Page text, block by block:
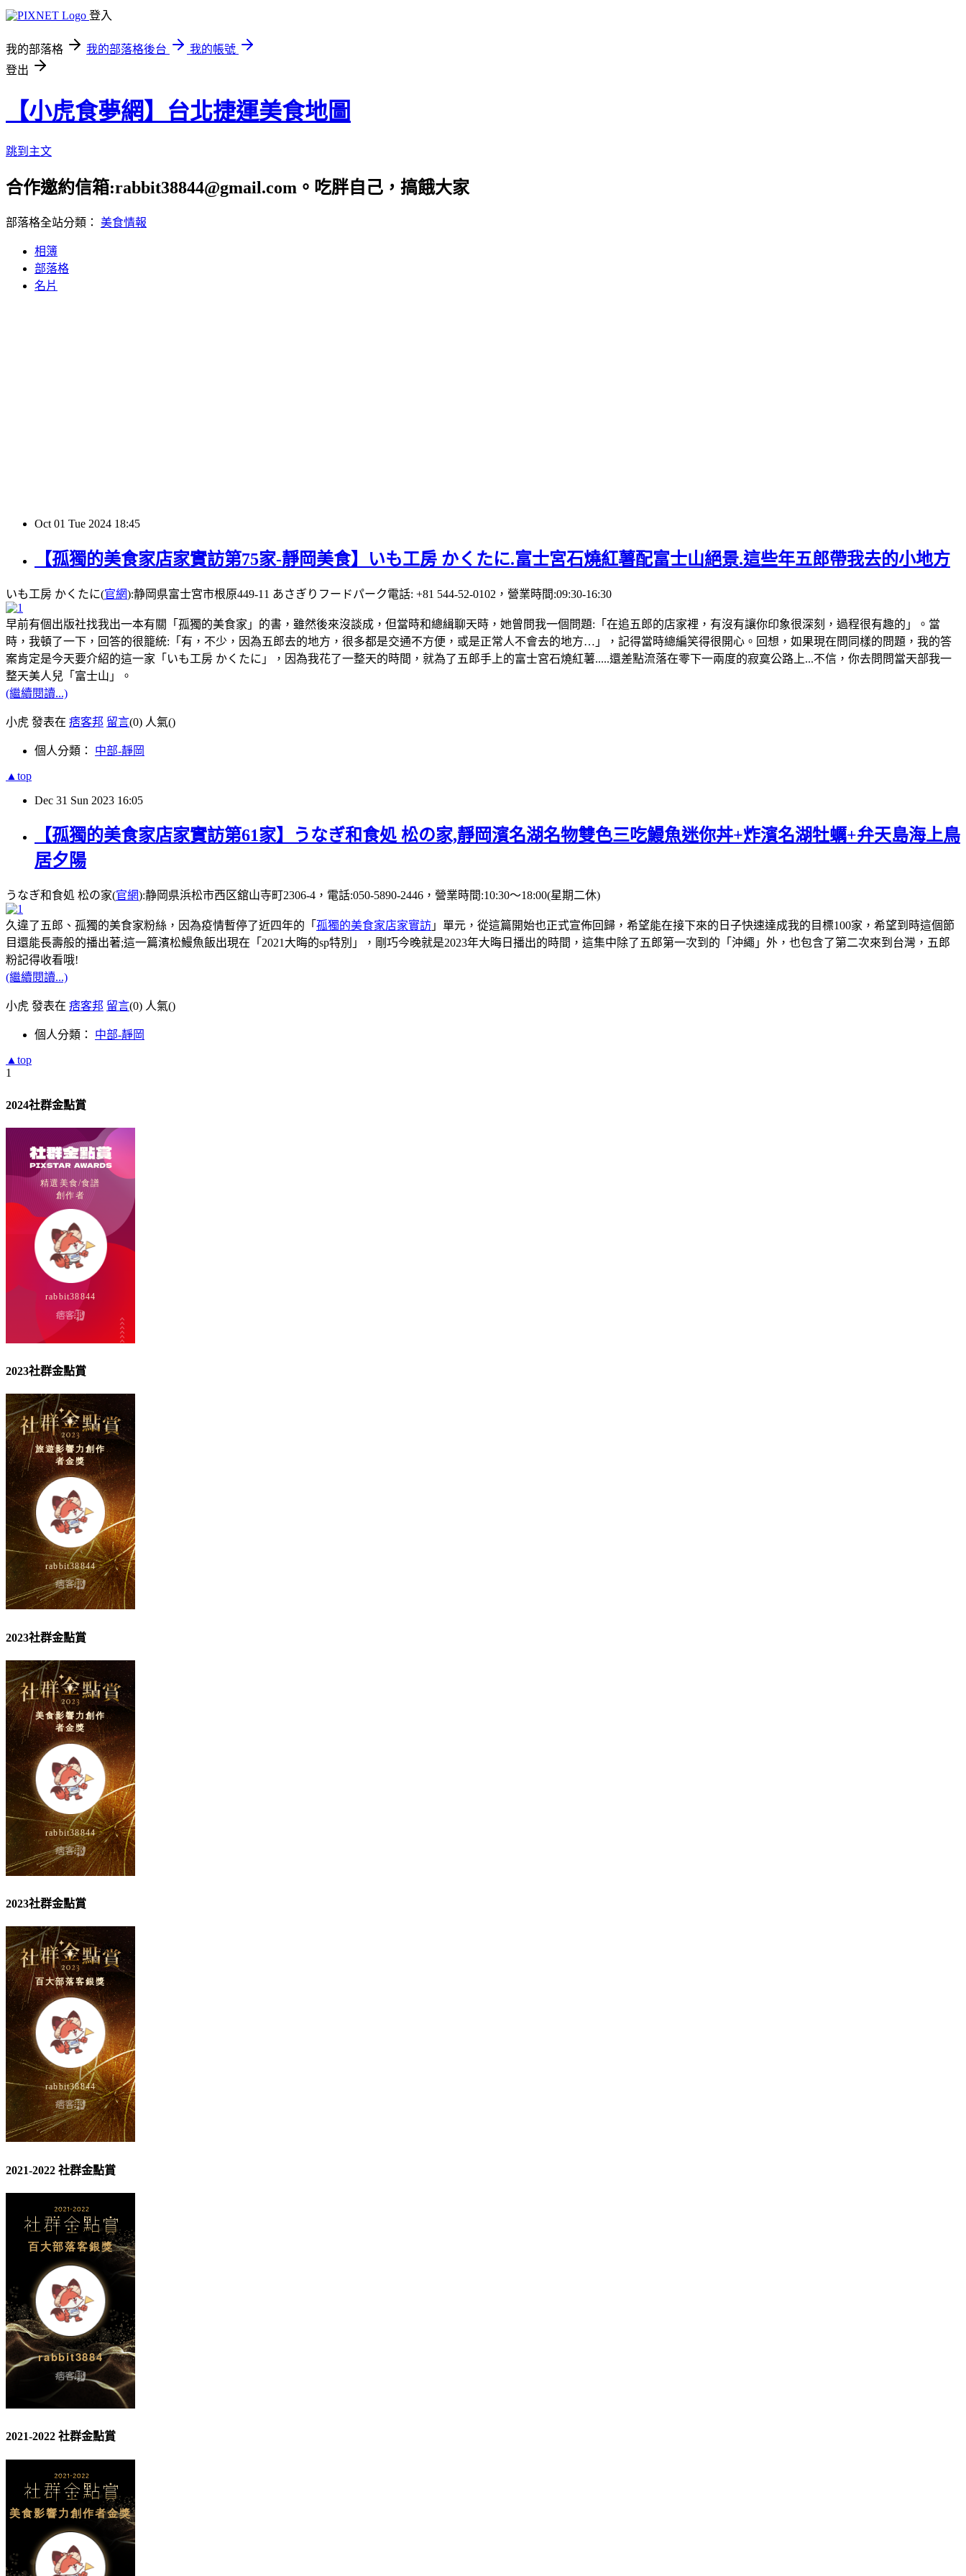
登入
我的部落格 我的部落格後台
我的帳號
登出
【小虎食夢網】台北捷運美食地圖
跳到主文
合作邀約信箱:rabbit38844@gmail.com。吃胖自己，搞餓大家
部落格全站分類： 美食情報
相簿
部落格
名片
Oct 01 Tue 2024 18:45
【孤獨的美食家店家實訪第75家-靜岡美食】いも工房 かくたに.富士宮石燒紅薯配富士山絕景.這些年五郎帶我去的小地方
いも工房 かくたに(官網):静岡県富士宮市根原449-11 あさぎりフードパーク電話: +81 544-52-0102，營業時間:09:30-16:30
早前有個出版社找我出一本有關「孤獨的美食家」的書，雖然後來沒談成，但當時和總緝聊天時，她曾問我一個問題:「在追五郎的店家裡，有沒有讓你印象很深刻，過程很有趣的」。當
時，我頓了一下，回答的很籠統:「有，不少，因為五郎去的地方，很多都是交通不方便，或是正常人不會去的地方…」，記得當時總編笑得很開心。回想，如果現在問同樣的問題，我的答
案肯定是今天要介紹的這一家「いも工房 かくたに」，因為我花了一整天的時間，就為了五郎手上的富士宮石燒紅薯.....還差點流落在零下一兩度的寂寞公路上...不信，你去問問當天部我一
整天美人兒「富士山」。
(繼續閱讀...)
小虎 發表在 痞客邦 留言(0) 人氣()
個人分類： 中部-靜岡
▲top
Dec 31 Sun 2023 16:05
【孤獨的美食家店家實訪第61家】うなぎ和食処 松の家,靜岡濱名湖名物雙色三吃鰻魚迷你丼+炸濱名湖牡蠣+弁天島海上鳥
居夕陽
うなぎ和食処 松の家(官網):静岡県浜松市西区舘山寺町2306-4，電話:050-5890-2446，營業時間:10:30〜18:00(星期二休)
久違了五郎、孤獨的美食家粉絲，因為疫情暫停了近四年的「 孤獨的美食家店家實訪 」單元，從這篇開始也正式宣佈回歸，希望能在接下來的日子快速達成我的目標100家，希望到時這個節
目還能長壽般的播出著;這一篇濱松鰻魚飯出現在「2021大晦的sp特別」，剛巧今晚就是2023年大晦日播出的時間，這集中除了五郎第一次到的「沖繩」外，也包含了第二次來到台灣，五郎
粉記得收看哦!
(繼續閱讀...)
小虎 發表在 痞客邦 留言(0) 人氣()
個人分類： 中部-靜岡
▲top
1
2024社群金點賞
2023社群金點賞
2023社群金點賞
2023社群金點賞
2021-2022 社群金點賞
2021-2022 社群金點賞